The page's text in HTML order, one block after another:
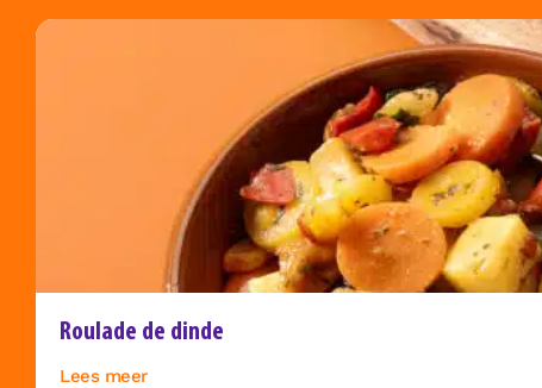
Roulade de dinde
Lees meer